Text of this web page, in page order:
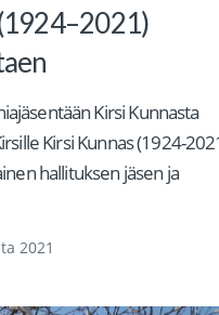
Kirsi Kunnasta
Kirsi Kunnas (1924-
hallituksen jäsen ja
2021